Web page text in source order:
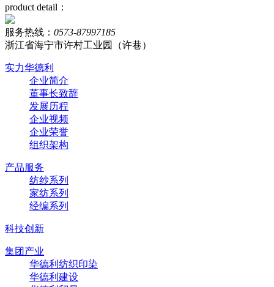
product detail：
服务热线： 0573-87997185
浙江省海宁市许村工业园（许巷）
实力华德利
企业简介
董事长致辞
发展历程
企业视频
企业荣誉
组织架构
产品服务
纺纱系列
家纺系列
经编系列
科技创新
集团产业
华德利纺织印染
华德利建设